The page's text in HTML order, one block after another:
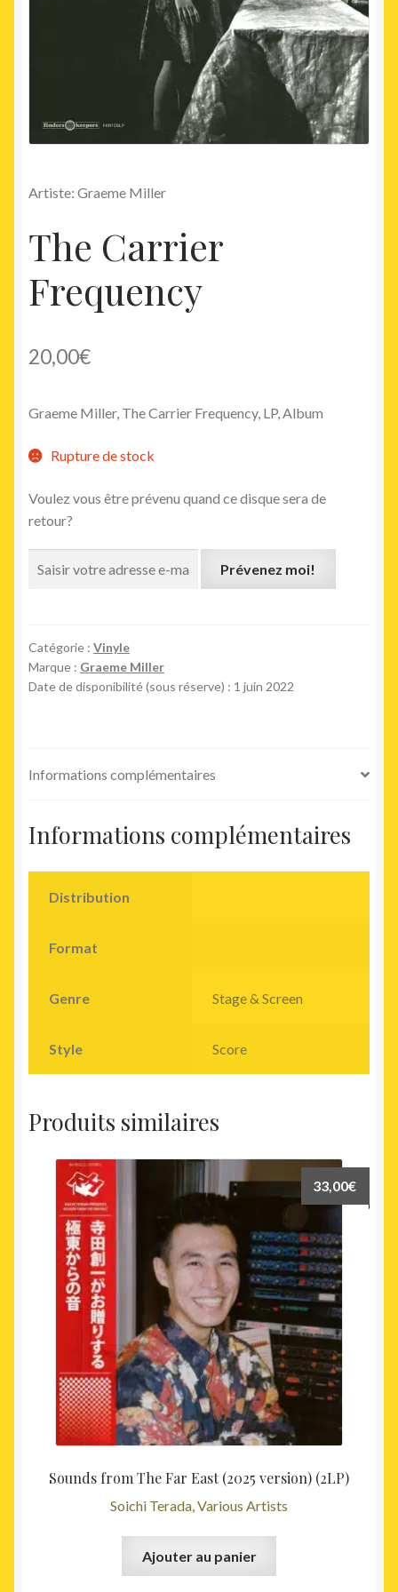
Artiste: Graeme Miller
The Carrier
Frequency
20,00€
Graeme Miller, The Carrier Frequency, LP, Album
Rupture de stock
Voulez vous être prévenu quand ce disque sera de
retour?
Prévenez moi!
Catégorie : Vinyle
Marque : Graeme Miller
Date de disponibilité (sous réserve) : 1 juin 2022
Informations complémentaires
Informations complémentaires
Distribution
Format
Genre Stage & Screen
Style Score
Produits similaires
Sounds from The Far East (2025 version) (2LP)
Soichi Terada, Various Artists
33,00€
Ajouter au panier